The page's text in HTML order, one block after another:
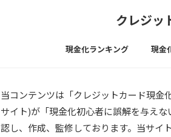
クレジッ
現金化ランキング 現金
当コンテンツは「クレジットカード現
サイト)が「現金化初心者に誤解を与え
認し、作成、監修しております。当サイ